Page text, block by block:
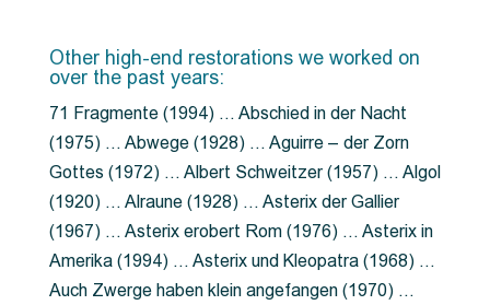
Other high-end restorations we worked on
over the past years:
71 Fragmente (1994) … Abschied in der Nacht
(1975) … Abwege (1928) … Aguirre – der Zorn
Gottes (1972) … Albert Schweitzer (1957) … Algol
(1920) … Alraune (1928) … Asterix der Gallier
(1967) … Asterix erobert Rom (1976) … Asterix in
Amerika (1994) … Asterix und Kleopatra (1968) …
Auch Zwerge haben klein angefangen (1970) …